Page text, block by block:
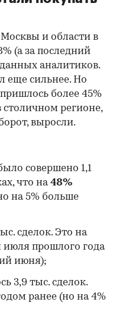
и области в
(а за последний
аналитиков.
еще сильнее. Но
более 45%
столичном регионе,
выросли.
совершено 1,1
что на48%
на 5% больше
сделок. Это на
июля прошлого года
июня);
3,9 тыс. сделок.
ранее (но на 4%